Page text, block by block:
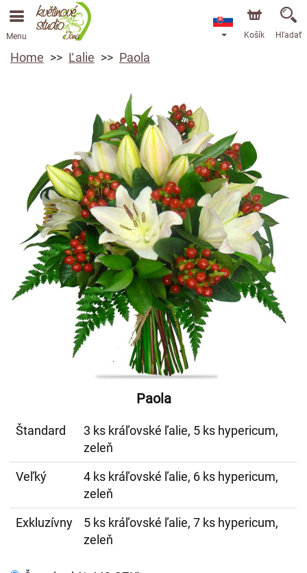
Menu Košík Hľadať
Home Ľalie Paola
Paola
Štandard
3 ks kráľovské ľalie, 5 ks hypericum,
zeleň
Veľký
4 ks kráľovské ľalie, 6 ks hypericum,
zeleň
Exkluzívny
5 ks kráľovské ľalie, 7 ks hypericum,
zeleň